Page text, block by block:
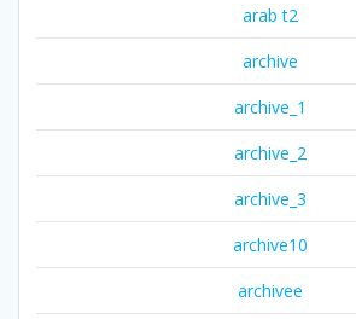
arab t2
archive
archive_1
archive_2
archive_3
archive10
archivee